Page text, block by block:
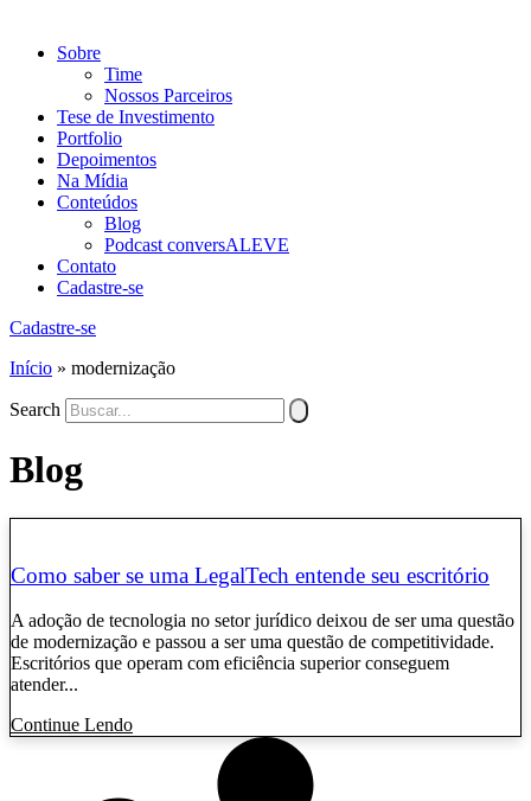
Sobre
Time
Nossos Parceiros
Tese de Investimento
Portfolio
Depoimentos
Na Mídia
Conteúdos
Blog
Podcast conversALEVE
Contato
Cadastre-se
Cadastre-se
Início » modernização
Search
Blog
Como saber se uma LegalTech entende seu escritório
A adoção de tecnologia no setor jurídico deixou de ser uma questão
de modernização e passou a ser uma questão de competitividade.
Escritórios que operam com eficiência superior conseguem
atender...
Continue Lendo